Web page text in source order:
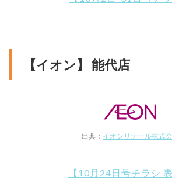
【イオン】 能代店
出典： イオンリテール株式
【10月24日号チラシ 表